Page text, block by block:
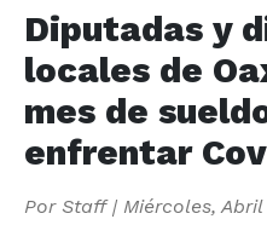
Diputadas y
locales de
mes de
enfrentar
Por Staff| Miércoles, Abril